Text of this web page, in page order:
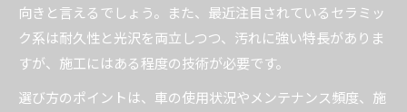
向きと言えるでしょう。また、最近注目されているセラミッ
ク系は耐久性と光沢を両立しつつ、汚れに強い特長がありま
すが、施工にはある程度の技術が必要です。
選び方のポイントは、車の使用状況やメンテナンス頻度、施